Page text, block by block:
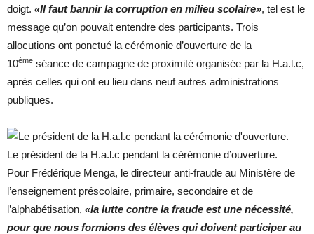
doigt. «Il faut bannir la corruption en milieu scolaire», tel est le
message qu’on pouvait entendre des participants. Trois
allocutions ont ponctué la cérémonie d’ouverture de la
10ème séance de campagne de proximité organisée par la H.a.l.c,
après celles qui ont eu lieu dans neuf autres administrations
publiques.
Le président de la H.a.l.c pendant la cérémonie d’ouverture.
Pour Frédérique Menga, le directeur anti-fraude au Ministère de
l’enseignement préscolaire, primaire, secondaire et de
l’alphabétisation, «la lutte contre la fraude est une nécessité,
pour que nous formions des élèves qui doivent participer au